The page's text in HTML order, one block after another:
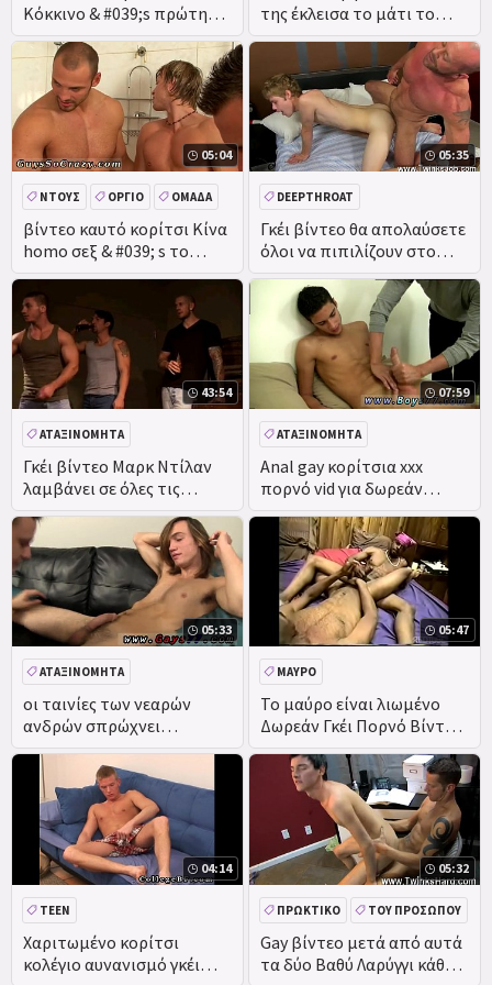
Κόκκινο & #039;s πρώτη
Str8Thug vid
χρησιμοποιώντας το queer
queer γουρούνι για να
φυσήξει το πουλί του
πρώτη φορά συνάντηση
str8thugmaster
της έκλεισα το μάτι το
χαριτωμένο κολέγιο γκέι
βίντεο
05:04
βίντεο καυτό κορίτσι Κίνα
homo σεξ & #039; s το
ντους Όργιο του κάθε
ομοφυλόφιλος άνθρωπος&
# 039; s
ΝΤΟΥΣ ΌΡΓΙΟ ΟΜΆΔΑ
05:35
Γκέι βίντεο θα απολαύσετε
όλοι να πιπιλίζουν στο
ταλαντεύονται παλικάρι
πουλί του
DEEPTHROAT
43:54
Γκέι βίντεο Μαρκ Ντίλαν
λαμβάνει σε όλες τις
τρύπες
ΑΤΑΞΙΝΌΜΗΤΑ
07:59
Anal gay κορίτσια xxx
πορνό vid για δωρεάν
downloads και άκοπα
παλικάρι
ΑΤΑΞΙΝΌΜΗΤΑ
05:33
οι ταινίες των νεαρών
ανδρών σπρώχνει
ηλικιωμένους άνδρες και
γκέι σχολείο σεξ χάλια
πρώτη
ΑΤΑΞΙΝΌΜΗΤΑ
05:47
Το μαύρο είναι λιωμένο
Δωρεάν Γκέι Πορνό Βίντεο,
Ebony Ταινίες Πίπα κλιπ
ΜΑΎΡΟ
04:14
Χαριτωμένο κορίτσι
κολέγιο αυνανισμό γκέι
TEEN
05:32
Gay βίντεο μετά από αυτά
τα δύο Βαθύ Λαρύγγι κάθε
ΠΡΩΚΤΙΚΌ ΤΟΥ ΠΡΟΣΏΠΟΥ